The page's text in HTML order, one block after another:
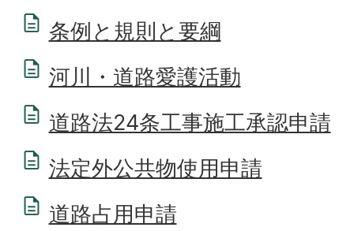
条例と規則と要綱
河川・道路愛護活動
道路法24条工事施工承認申請
法定外公共物使用申請
道路占用申請